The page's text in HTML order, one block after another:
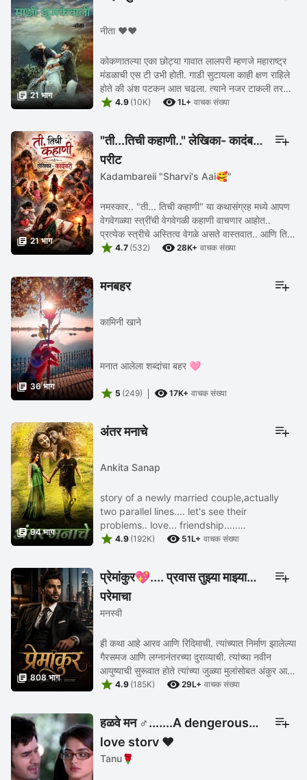
 21 भाग
नीता ❤️❤️
कोकणातल्या एका छोट्या गावात लालपरी म्हणजे महाराष्ट्र
मंडळाची एस टी उभी होती. गाडी सुटायला काही क्षण राहिले
होते की अंश पटकन आत चढला. त्याने नजर टाकली तर
एकही पूर्ण रिकामी सीट शिल्लक नव्हती. एका ...
 4.9 (10K)  1L+ वाचक संख्या
 21 भाग
"ती...तिची कहाणी.." लेखिका- कादंबरी
परीट
Kadambareii "Sharvi's Aai🥰"
नमस्कार.. "ती... तिची कहाणी" या कथासंग्रह मध्ये आपण
वेगवेगळ्या स्त्रींची वेगवेगळी कहाणी वाचणार आहोत..
प्रत्येक स्त्रीचे अस्तित्व वेगळे असते वास्तवात.. आणि तिचा
प्रत्येक अनुभवही , ...
 4.7 (532)  28K+ वाचक संख्या
 36 भाग
मनबहर
कामिनी खाने
मनात आलेला शब्दांचा बहर 🩷
 5 (249)  17K+ वाचक संख्या
 94 भाग
अंतर मनाचे
Ankita Sanap
story of a newly married couple,actually
two parallel lines.... let's see their
problems.. love... friendship.....
arguments... and...uncomfortableness 😉
 4.9 (192K)  51L+ वाचक संख्या
 808 भाग
प्रेमांकुर💖.... प्रवास तुझ्या माझ्या
प्रेमाचा
मनस्वी
ही कथा आहे आरव आणि रिदिमाची. त्यांच्यात निर्माण झालेल्या
गैरसमज आणि लग्नानंतरच्या दुराव्याची. त्यांच्या नवीन
आयुष्याची सुरूवात होते त्यांच्या जुळ्या मुलांसोबत अंकुर आणि
प्रेम. या पर्वात त्यांच्या ...
 4.9 (185K)  29L+ वाचक संख्या
हळवे मन ♂️.......A dengerous
love story ❤️
Tanu🌹